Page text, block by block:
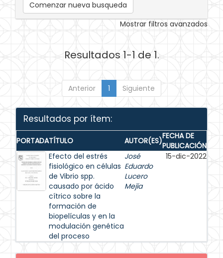
Comenzar nueva busqueda
Mostrar filtros avanzados
Resultados 1-1 de 1.
Anterior 1 Siguiente
Resultados por ítem:
PORTADATÍTULO AUTOR(ES)FECHA DE
PUBLICACIÓN
Efecto del estrés
fisiológico en células
de Vibrio spp.
causado por ácido
cítrico sobre la
formación de
biopelículas y en la
modulación genética
del proceso
José
Eduardo
Lucero
Mejía
15-dic-2022